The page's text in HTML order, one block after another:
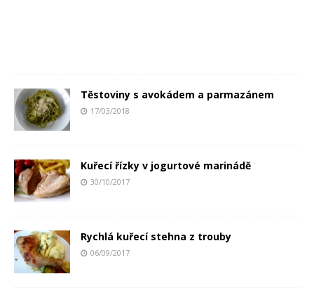
Těstoviny s avokádem a parmazánem
17/03/2018
Kuřecí řízky v jogurtové marinádě
30/10/2017
Rychlá kuřecí stehna z trouby
06/09/2017